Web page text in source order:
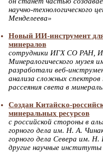
научно-технологического
Менделеева»
Новый ИИ-инструмент
минералов
сотрудники ИГХ СО РАН,
Минералогического музея
разработали веб-
анализа сложных спектров
рассеяния света в
Создан Китайско-
минеральных ресурсов
с российской стороны в
горного дела им. Н. А.
горного дела Севера им.
другие научные институты